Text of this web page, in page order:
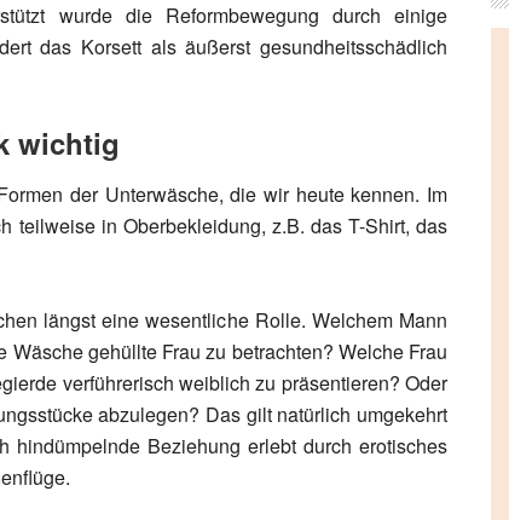
wurde die Reformbewegung durch einige
das Korsett als äußerst gesundheitsschädlich
wichtig
der Unterwäsche, die wir heute kennen. Im
teilweise in Oberbekleidung, z.B. das T-Shirt, das
längst eine wesentliche Rolle. Welchem Mann
gehüllte Frau zu betrachten? Welche Frau
verführerisch weiblich zu präsentieren? Oder
abzulegen? Das gilt natürlich umgekehrt
Beziehung erlebt durch erotisches